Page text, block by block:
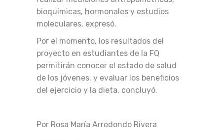
bioquímicas, hormonales y estudios
moleculares, expresó.
Por el momento, los resultados del
proyecto en estudiantes de la FQ
permitirán conocer el estado de salud
de los jóvenes, y evaluar los beneficios
del ejercicio y la dieta, concluyó.
Por Rosa María Arredondo Rivera